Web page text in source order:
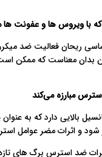
فعالیت ضد
بدان معناست که ممکن
بالایی دارد که به
و اثرات مضر عوامل
ضد استرس برگ های